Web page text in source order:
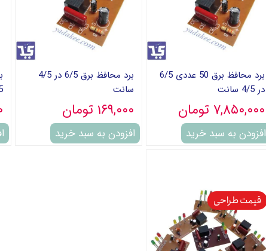
برد محافظ برق 50 عددی 6/5
در 4/5 سانت
۷,۸۵۰,۰۰۰ تومان
افزودن به سبد خرید
برد محافظ برق 6/5 در 4/5
سانت
۱۶۹,۰۰۰ تومان
افزودن به سبد خرید
5
قیمت طراحی